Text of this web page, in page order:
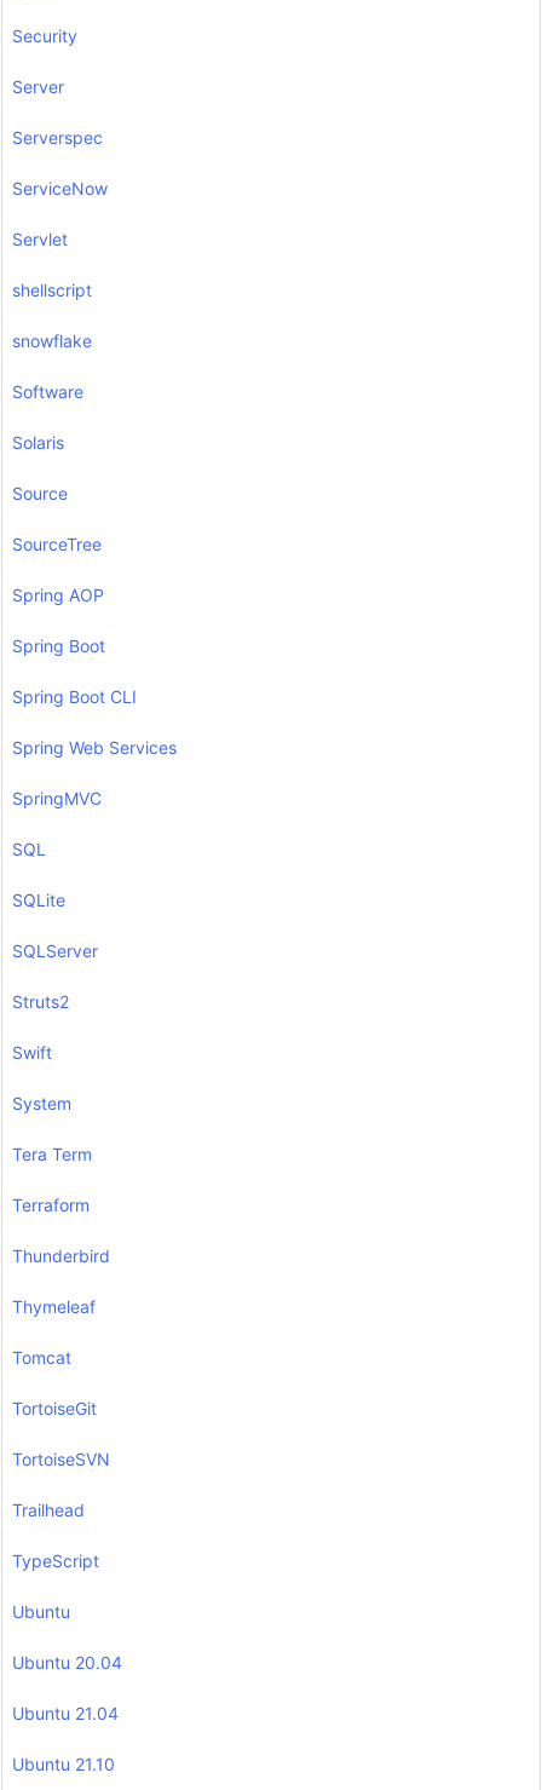
Security
Server
Serverspec
ServiceNow
Servlet
shellscript
snowflake
Software
Solaris
Source
SourceTree
Spring AOP
Spring Boot
Spring Boot CLI
Spring Web Services
SpringMVC
SQL
SQLite
SQLServer
Struts2
Swift
System
Tera Term
Terraform
Thunderbird
Thymeleaf
Tomcat
TortoiseGit
TortoiseSVN
Trailhead
TypeScript
Ubuntu
Ubuntu 20.04
Ubuntu 21.04
Ubuntu 21.10